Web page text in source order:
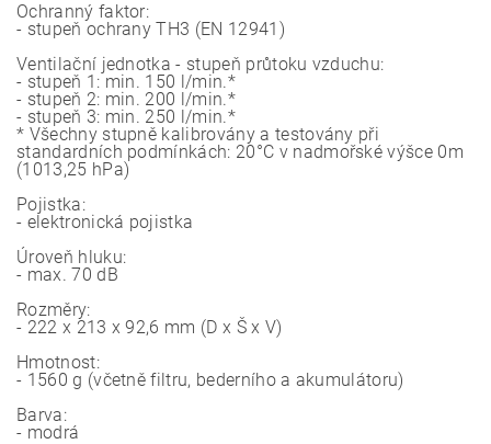
Ochranný faktor:
- stupeň ochrany TH3 (EN 12941)
Ventilační jednotka - stupeň průtoku vzduchu:
- stupeň 1: min. 150 l/min.*
- stupeň 2: min. 200 l/min.*
- stupeň 3: min. 250 l/min.*
* Všechny stupně kalibrovány a testovány při
standardních podmínkách: 20°C v nadmořské výšce 0m
(1013,25 hPa)
Pojistka:
- elektronická pojistka
Úroveň hluku:
- max. 70 dB
Rozměry:
- 222 x 213 x 92,6 mm (D x Š x V)
Hmotnost:
- 1560 g (včetně filtru, bederního a akumulátoru)
Barva:
- modrá